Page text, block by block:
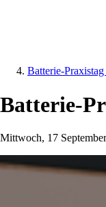
Batterie-
Batterie-
Mittwoch, 17